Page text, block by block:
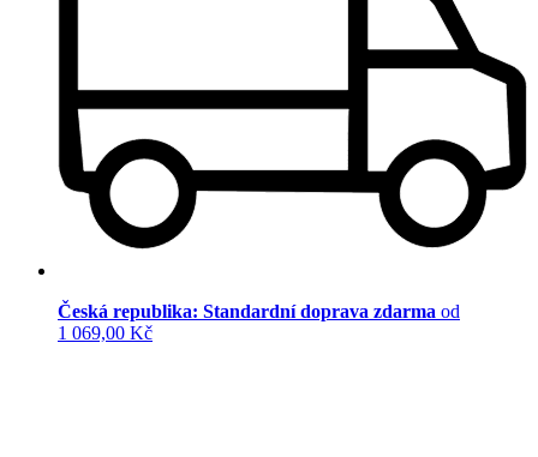
Česká republika: Standardní doprava zdarma od
1 069,00 Kč